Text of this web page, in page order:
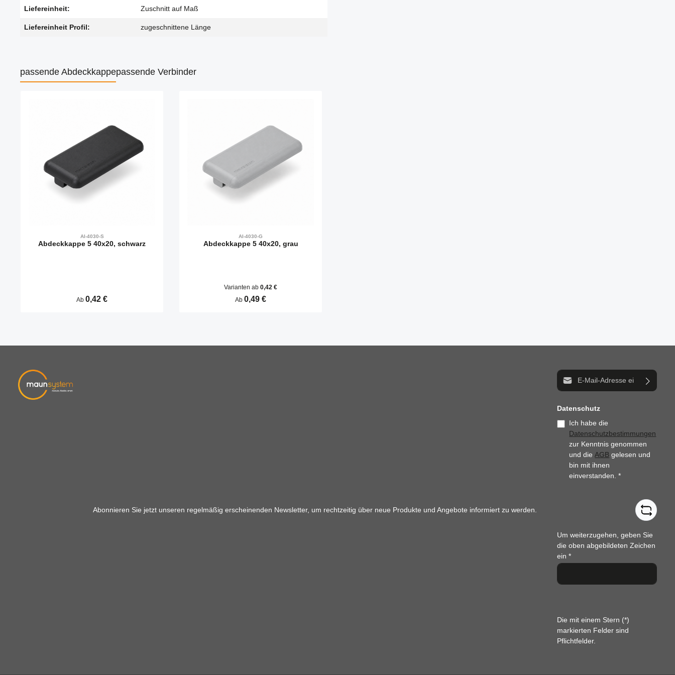
Liefereinheit: Zuschnitt auf Maß
Liefereinheit Profil: zugeschnittene Länge
passende Abdeckkappepassende Verbinder
AI-4030-S
Abdeckkappe 5 40x20, schwarz
Regulärer Preis:
Ab 0,42 €
AI-4030-G
Abdeckkappe 5 40x20, grau
Varianten ab 0,42 €
Regulärer Preis:
Ab 0,49 €
Abonnieren Sie jetzt unseren regelmäßig erscheinenden Newsletter, um rechtzeitig über neue Produkte und Angebote informiert zu werden.
E-Mail-Adresse*
Datenschutz
Ich habe die
Datenschutzbestimmungen
zur Kenntnis genommen
und dieAGB gelesen und
bin mit ihnen
einverstanden.*
Um weiterzugehen, geben Sie
die oben abgebildeten Zeichen
ein*
Die mit einem Stern (*)
markierten Felder sind
Pflichtfelder.